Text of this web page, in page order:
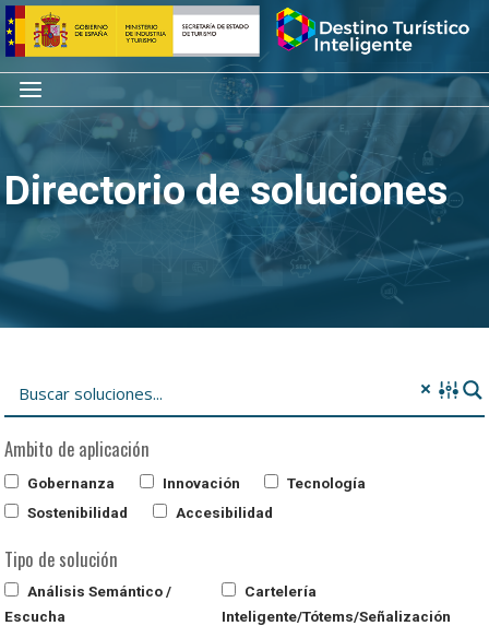
Saltar
al
contenido
Inicio
Menú
Directorio de soluciones
Ambito de aplicación
Gobernanza Innovación
Tecnología
Sostenibilidad
Accesibilidad
Tipo de solución
Análisis Semántico /
Escucha
Cartelería
Inteligente/Tótems/Señalización